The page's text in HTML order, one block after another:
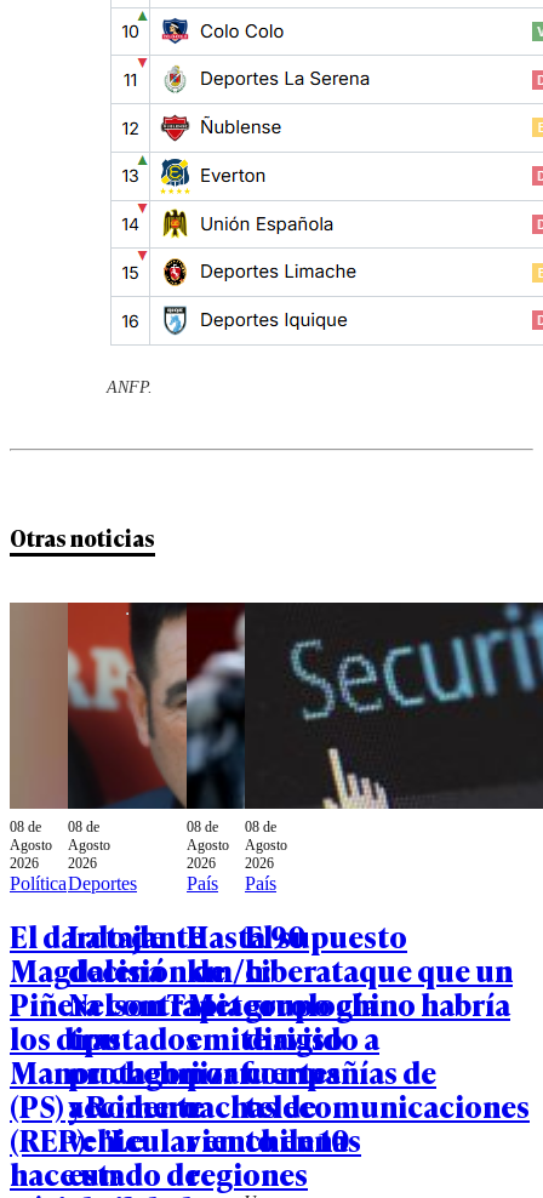
ANFP.
Otras noticias
08 de
Agosto
2026
Política
El dardo de
Magdalena
Piñera contra
los diputados
Manouchehri
(PS) y Romero
(REP): "Le
hace un
08 de
Agosto
2026
Deportes
La tajante
decisión de
Nelson Tapia
tras
protagonizar
accidente
vehicular en
estado de
08 de
Agosto
2026
País
Hasta 90
km/h:
Meteorología
emite aviso
por fuertes
rachas de
viento en 10
regiones
08 de
Agosto
2026
País
El supuesto
ciberataque que un
grupo chino habría
dirigido a
compañías de
telecomunicaciones
chilenas